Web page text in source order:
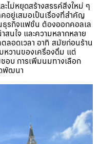
ไม่หยุดสร้างสรรค์สิ่งใหม่ ๆ
อยู่เสมอเป็นเรื่องที่สำคัญ
ธุรกิจแฟชั่น ต้องออกคอลเล
สนใจ และความหลากหลาย
ลอดเวลา อาทิ สมัยก่อนร้าน
หวานของเครื่องดื่ม แต่
อบ การเพิ่มนมทางเลือก
พัฒนา